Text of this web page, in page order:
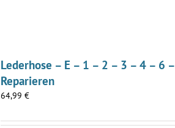
Lederhose – E – 1 – 2 – 3 – 4 – 6 –
Reparieren
64,99 €